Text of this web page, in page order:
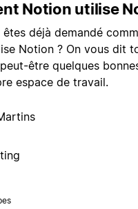
Notion utilise
déjà demandé
Notion ? On vous dit
être quelques
espace de travail.